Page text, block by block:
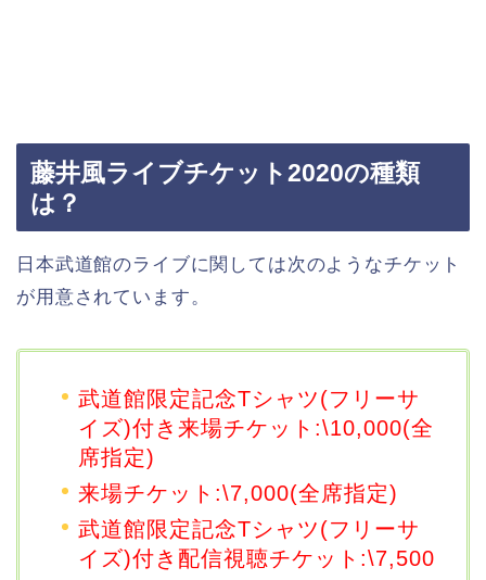
藤井風ライブチケット2020の種類
は？
日本武道館のライブに関しては次のようなチケット
が用意されています。
武道館限定記念Tシャツ(フリーサ
イズ)付き来場チケット:\10,000(全
席指定)
来場チケット:\7,000(全席指定)
武道館限定記念Tシャツ(フリーサ
イズ)付き配信視聴チケット:\7,500